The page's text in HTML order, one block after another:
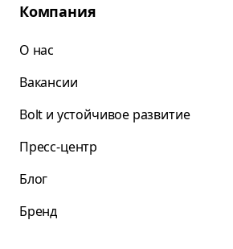
Компания
О нас
Вакансии
Bolt и устойчивое развитие
Пресс-центр
Блог
Бренд